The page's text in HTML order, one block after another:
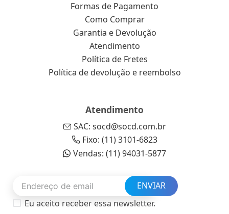
Formas de Pagamento
Como Comprar
Garantia e Devolução
Atendimento
Política de Fretes
Política de devolução e reembolso
Atendimento
SAC: socd@socd.com.br
Fixo: (11) 3101-6823
Vendas: (11) 94031-5877
ENVIAR
Eu aceito receber essa newsletter.